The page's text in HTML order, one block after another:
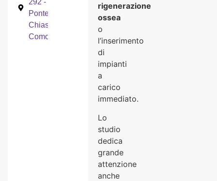
292 -
Ponte
Chiasso,
Como
rigenerazione
ossea
o
l’inserimento
di
impianti
a
carico
immediato.
Lo
studio
dedica
grande
attenzione
anche